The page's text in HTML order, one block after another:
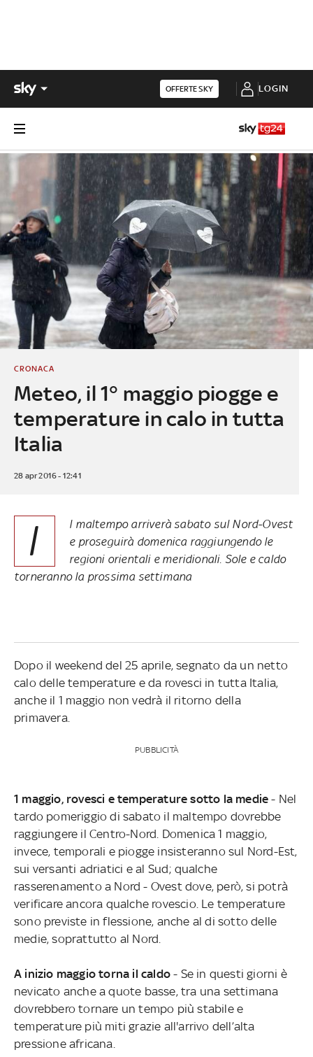
OFFERTE SKY LOGIN
Meteo, il 1° maggio piogge e
temperature in calo in tutta
Italia
CRONACA
28 apr 2016 - 12:41
I
l maltempo arriverà sabato sul Nord-Ovest
e proseguirà domenica raggiungendo le
regioni orientali e meridionali. Sole e caldo
torneranno la prossima settimana
Dopo il weekend del 25 aprile, segnato da un netto
calo delle temperature e da rovesci in tutta Italia,
anche il 1 maggio non vedrà il ritorno della
primavera.
PUBBLICITÀ
1 maggio, rovesci e temperature sotto la medie - Nel
tardo pomeriggio di sabato il maltempo dovrebbe
raggiungere il Centro-Nord. Domenica 1 maggio,
invece, temporali e piogge insisteranno sul Nord-Est,
sui versanti adriatici e al Sud; qualche
rasserenamento a Nord - Ovest dove, però, si potrà
verificare ancora qualche rovescio. Le temperature
sono previste in flessione, anche al di sotto delle
medie, soprattutto al Nord.
A inizio maggio torna il caldo- Se in questi giorni è
nevicato anche a quote basse, tra una settimana
dovrebbero tornare un tempo più stabile e
temperature più miti grazie all'arrivo dell’alta
pressione africana.